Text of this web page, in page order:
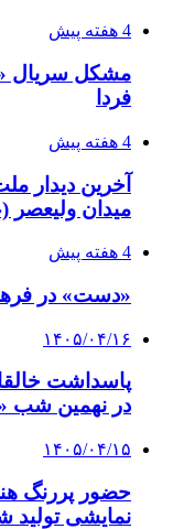
4 هفته پیش
مشکل سریال
فردا
4 هفته پیش
آخرین دیدار
میدان ولیعصر
4 هفته پیش
«دست» در
۱۴۰۵/۰۴/۱۶
پاسداشت
در نهمین شب
۱۴۰۵/۰۴/۱۵
نمایشی